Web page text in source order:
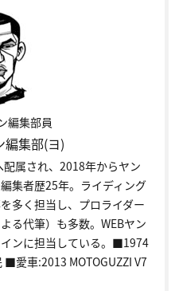
編集部員
編集部(ヨ)
属され、2018年からヤン
集者歴25年。ライディング
多く担当し、プロライダー
る代筆）も多数。WEBヤン
ンに担当している。■1974
愛車:2013 MOTOGUZZI V7